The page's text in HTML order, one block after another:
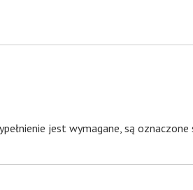
jest wymagane, są